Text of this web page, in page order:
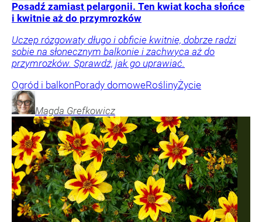
Posadź zamiast pelargonii. Ten kwiat kocha słońce
i kwitnie aż do przymrozków
Uczep rózgowaty długo i obficie kwitnie, dobrze radzi
sobie na słonecznym balkonie i zachwyca aż do
przymrozków. Sprawdź, jak go uprawiać.
Ogród i balkonPorady domoweRoślinyŻycie
Magda Grefkowicz